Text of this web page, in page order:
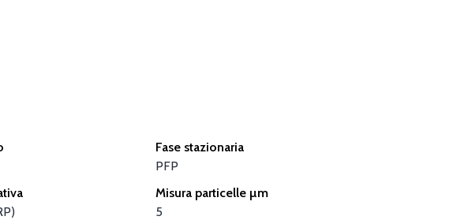
Fase stazionaria
PFP
Misura particelle µm
5